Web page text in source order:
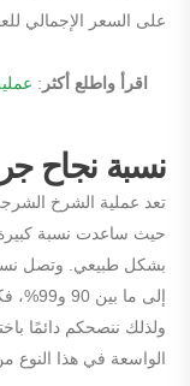
على السعر الإجمالي
اقرأ واطلع أكثر :
نسبة نجاح
تعد عملية الشرخ
حيث ساعدت نسبة
بشكل طبيعي. وتصل
إلى ما
ولذلك ننصحكم دائمًا
الواسعة في هذا النوع